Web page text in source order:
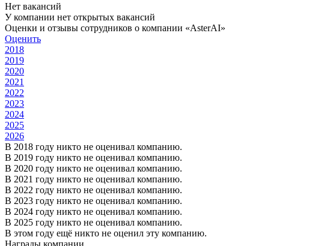
Нет вакансий
У компании нет открытых вакансий
Оценки и отзывы сотрудников о компании «AsterAI»
Оценить
2018
2019
2020
2021
2022
2023
2024
2025
2026
В 2018 году никто не оценивал компанию.
В 2019 году никто не оценивал компанию.
В 2020 году никто не оценивал компанию.
В 2021 году никто не оценивал компанию.
В 2022 году никто не оценивал компанию.
В 2023 году никто не оценивал компанию.
В 2024 году никто не оценивал компанию.
В 2025 году никто не оценивал компанию.
В этом году ещё никто не оценил эту компанию.
Награды компании